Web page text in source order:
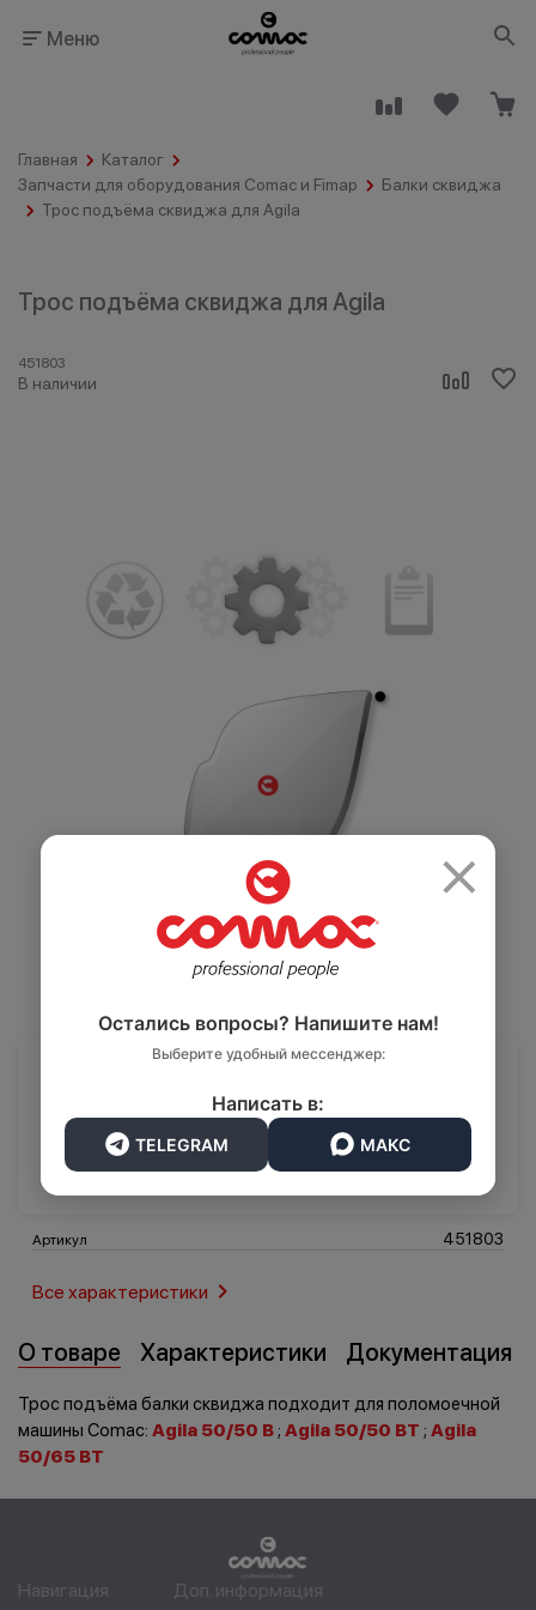
Меню
Главная
Каталог
Запчасти для оборудования Comac и Fimap
Балки сквиджа
Трос подъёма сквиджа для Agila
Трос подъёма сквиджа для Agila
451803
В наличии
Артикул 451803
Все характеристики
В корзину
О товаре Характеристики Документация
Трос подъёма балки сквиджа подходит для поломоечной
машины Comac: Agila 50/50 B; Agila 50/50 BT ; Agila
50/65 BT
Навигация Доп. информация
Промышленность
общественного
назначения
Салоны красоты
торговля
Логистика Транспорт
×
Остались вопросы? Напишите нам!
Выберите удобный мессенджер:
Написать в:
TELEGRAM МАКС